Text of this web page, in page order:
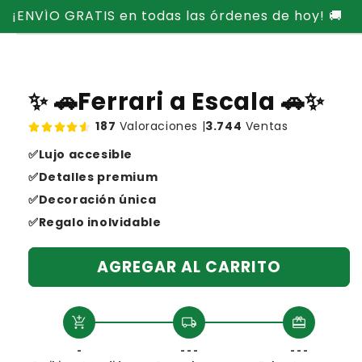
contenido
¡ENVÍO GRATIS en todas las órdenes de hoy! 🚚
✨ 🚗Ferrari a Escala 🚗✨
187 Valoraciones |3.744 Ventas
✅Lujo accesible
✅Detalles premium
✅Decoración única
✅Regalo inolvidable
AGREGAR AL CARRITO
add_shopping_cart
-
local_shipping
- - -
redeem
- - -